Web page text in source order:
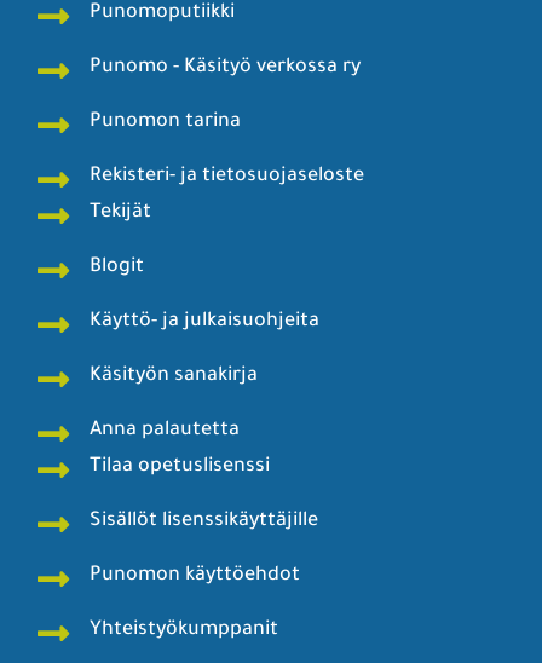
Punomoputiikki
Punomo - Käsityö verkossa ry
Punomon tarina
Rekisteri- ja tietosuojaseloste
Tekijät
Blogit
Käyttö- ja julkaisuohjeita
Käsityön sanakirja
Anna palautetta
Tilaa opetuslisenssi
Sisällöt lisenssikäyttäjille
Punomon käyttöehdot
Yhteistyökumppanit